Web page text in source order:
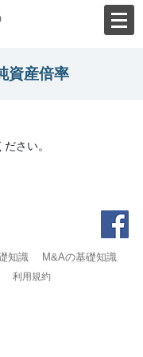
資産倍率
さい。
知識 M&Aの基礎知識
利用規約